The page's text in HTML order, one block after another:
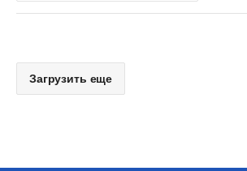
Загрузить еще